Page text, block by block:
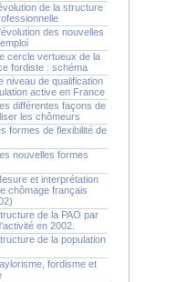
de la structure
des nouvelles
cercle vertueux de la
fordiste : schéma
niveau de qualification
active en France
différentes façons de
les chômeurs
formes de flexibilité de
nouvelles formes
et interprétation
chômage français
de la PAO par
en 2002.
de la population
fordisme et